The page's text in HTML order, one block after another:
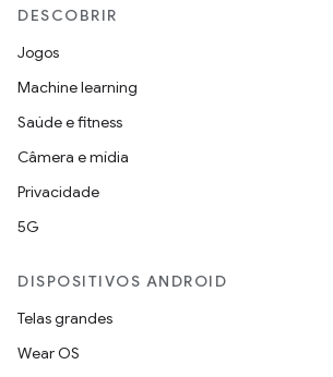
DESCOBRIR
Jogos
Machine learning
Saúde e fitness
Câmera e mídia
Privacidade
5G
DISPOSITIVOS ANDROID
Telas grandes
Wear OS